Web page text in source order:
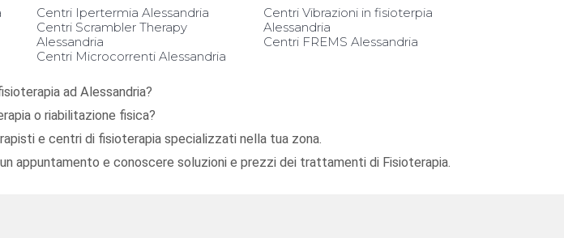
Centri Ipertermia Alessandria
Centri Scrambler Therapy
Alessandria
Centri Microcorrenti Alessandria
Centri Vibrazioni in fisioterpia
Alessandria
Centri FREMS Alessandria
ad Alessandria?
o riabilitazione fisica?
e centri di fisioterapia specializzati nella tua zona.
appuntamento e conoscere soluzioni e prezzi dei trattamenti di Fisioterapia.